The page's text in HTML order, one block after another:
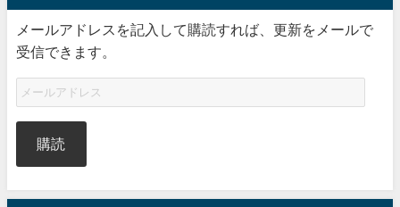
メールアドレスを記入して購読すれば、更新をメールで
受信できます。
購読